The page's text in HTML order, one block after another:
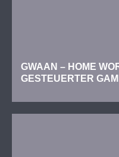
GWAAN – HOME
GESTEUERTER